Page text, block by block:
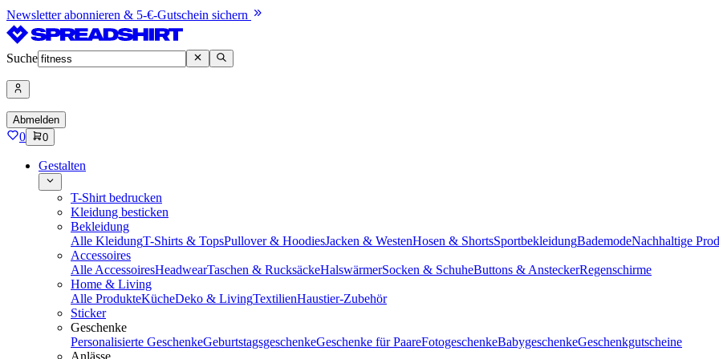
Newsletter abonnieren & 5-€-Gutschein sichern
Suche
Abmelden
0 0
Gestalten
T-Shirt bedrucken
Kleidung besticken
Bekleidung
Alle KleidungT-Shirts & TopsPullover & HoodiesJacken & WestenHosen & ShortsSportbekleidungBademodeNachhaltige
Accessoires
Alle AccessoiresHeadwearTaschen & RucksäckeHalswärmerSocken & SchuheButtons & AnsteckerRegenschirme
Home & Living
Alle ProdukteKücheDeko & LivingTextilienHaustier-Zubehör
Sticker
Geschenke
Personalisierte GeschenkeGeburtstagsgeschenkeGeschenke für PaareFotogeschenkeBabygeschenkeGeschenkgutscheine